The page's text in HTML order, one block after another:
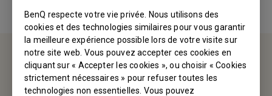
BenQ respecte votre vie privée. Nous utilisons des
cookies et des technologies similaires pour vous garantir
la meilleure expérience possible lors de votre visite sur
notre site web. Vous pouvez accepter ces cookies en
cliquant sur « Accepter les cookies », ou choisir « Cookies
strictement nécessaires » pour refuser toutes les
technologies non essentielles. Vous pouvez
Service d'assistance